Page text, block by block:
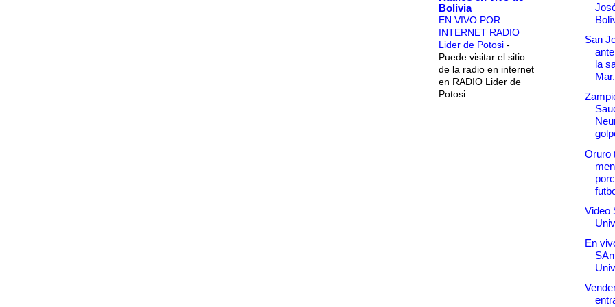
Bolivia
EN VIVO POR
INTERNET RADIO
Lider de Potosi -
Puede visitar el sitio
de la radio en internet
en RADIO Lider de
Potosi
San
la
Oruro
Video
En